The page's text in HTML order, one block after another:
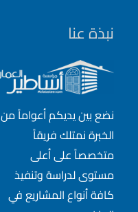
تركيب
للمداخل
نبذة عنا
نضع بين يديكم أعواماً من
الخبرة نمتلك فريقاً
متخصصاً على أعلى
مستوى لدراسة وتنفيذ
كافة أنواع المشاريع في